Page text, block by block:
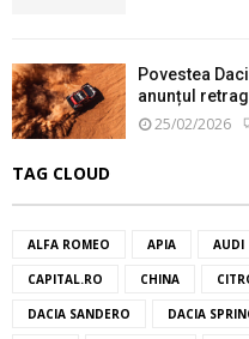
Povestea
anunțul
25/02/2026
TAG CLOUD
ALFA ROMEO APIA AUDI
CAPITAL.RO CHINA
DACIA SANDERO DACIA